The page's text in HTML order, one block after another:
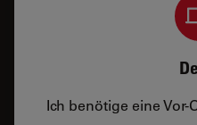
Ich benötige eine